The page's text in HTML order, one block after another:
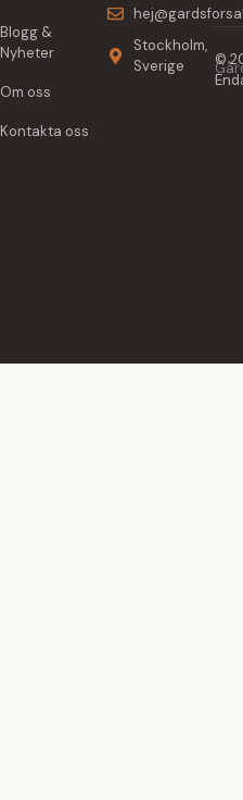
Blogg &
Nyheter
Om oss
Kontakta oss
Stockholm,
Sverige
©